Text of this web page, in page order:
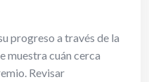
progreso a través de la
muestra cuán cerca
Revisar